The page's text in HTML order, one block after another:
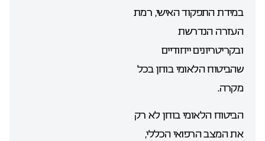
במידת התפקוד האישי, רמת
העזרה הנדרשת
ובקריטריונים ייחודיים
שהביטוח הלאומי בוחן בכל
מקרה.
הביטוח הלאומי בוחן לא רק
את המצב הרפואי הכללי,